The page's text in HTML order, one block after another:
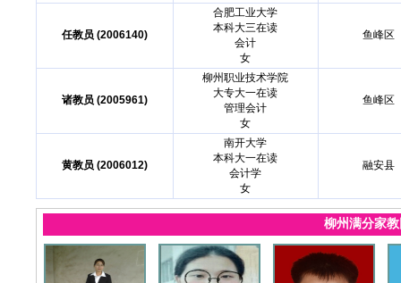
任教员 (2006140)
合肥工业大学
本科大三在读
会计
女
鱼峰区
诸教员 (2005961)
柳州职业技术学院
大专大一在读
管理会计
女
鱼峰区
黄教员 (2006012)
南开大学
本科大一在读
会计学
女
融安县
柳州满分家